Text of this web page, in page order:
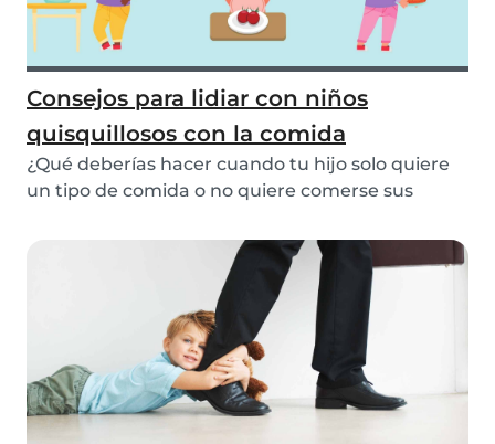
Consejos para lidiar con niños
quisquillosos con la comida
¿Qué deberías hacer cuando tu hijo solo quiere
un tipo de comida o no quiere comerse sus